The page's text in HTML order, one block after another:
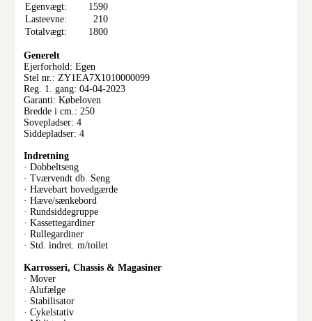
Egenvægt:
1590
Lasteevne:
210
Totalvægt:
1800
Generelt
Ejerforhold: Egen
Stel nr.: ZY1EA7X1010000099
Reg. 1. gang: 04-04-2023
Garanti: Købeloven
Bredde i cm.: 250
Sovepladser: 4
Siddepladser: 4
Indretning
· Dobbeltseng
· Tværvendt db. Seng
· Hævebart hovedgærde
· Hæve/sænkebord
· Rundsiddegruppe
· Kassettegardiner
· Rullegardiner
· Std. indret. m/toilet
Karrosseri, Chassis & Magasiner
· Mover
· Alufælge
· Stabilisator
· Cykelstativ